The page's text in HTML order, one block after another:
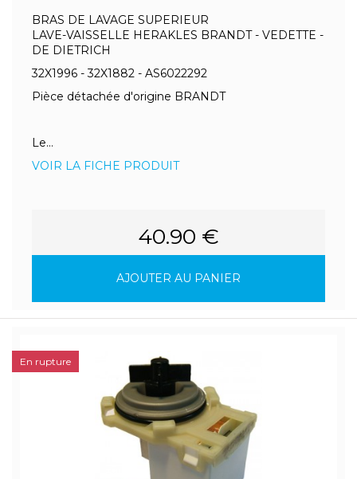
BRAS DE LAVAGE SUPERIEUR
LAVE-VAISSELLE HERAKLES BRANDT - VEDETTE -
DE DIETRICH
32X1996 - 32X1882 - AS6022292
Pièce détachée d'origine BRANDT
Le...
VOIR LA FICHE PRODUIT
40.90 €
AJOUTER AU PANIER
En rupture